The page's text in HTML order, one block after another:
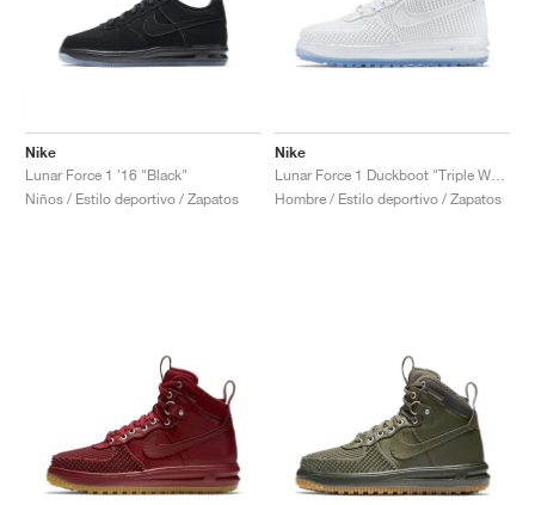
Nike
Lunar Force 1 '16 "Black"
Niños / Estilo deportivo / Zapatos
Nike
Hombre / Estilo deportivo / Zapatos